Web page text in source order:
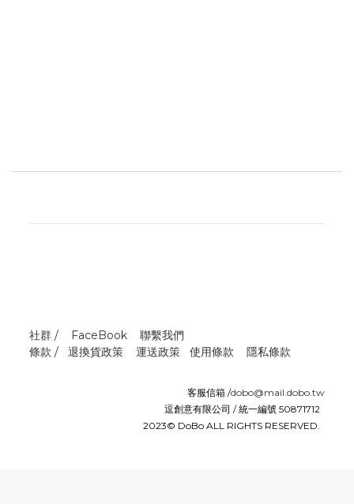
社群 / FaceBook
聯繫我們
條款 / 退換貨政策 運送政策 使用條款 隱私條款
客服信箱 /dobo@mail.dobo.tw
逗創意有限公司 / 統一編號 50871712
2023© DoBo ALL RIGHTS RESERVED.